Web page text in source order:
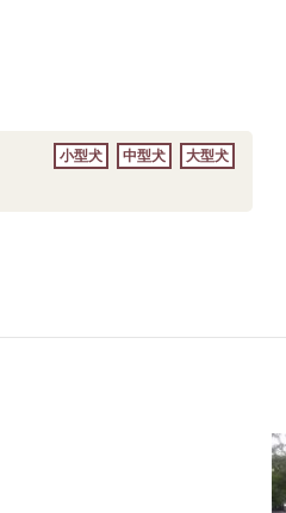
小型犬 中型犬 大型犬